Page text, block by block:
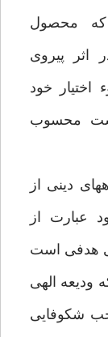
كه محصول
اثر پيروى
خود
محسوب
دينى از
عبارت از
هدفى است
فطرت اولى(42) او كه وديعه الهى
شكوفايى